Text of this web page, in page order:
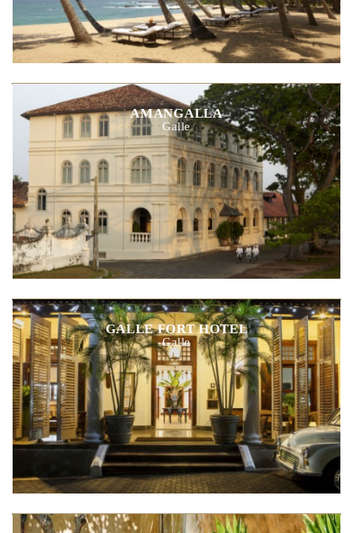
AMANGALLA
Galle
GALLE FORT HOTEL
Galle